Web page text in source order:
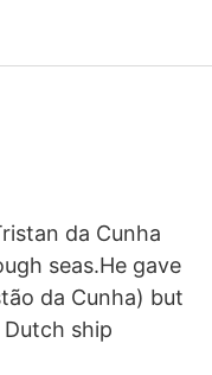
da Cunha
seas.He gave
da Cunha) but
ship